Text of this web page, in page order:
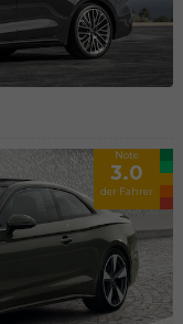
Note
3.0
der Fahrer